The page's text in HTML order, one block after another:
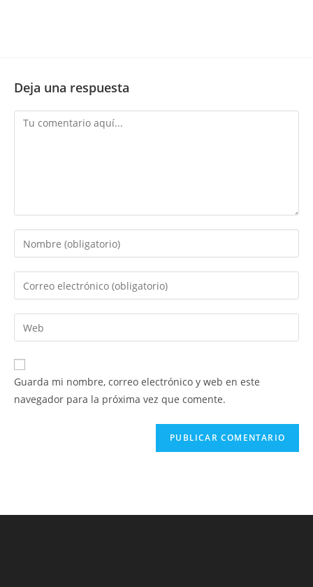
Deja una respuesta
Comentario
Introduce
tu
nombre
de
usuario
para
comentar
Introduce
tu
dirección
de
electrónico
para
comentar
Introduce
la
URL
de
Guarda mi nombre, correo electrónico y web en este
navegador para la próxima vez que comente.